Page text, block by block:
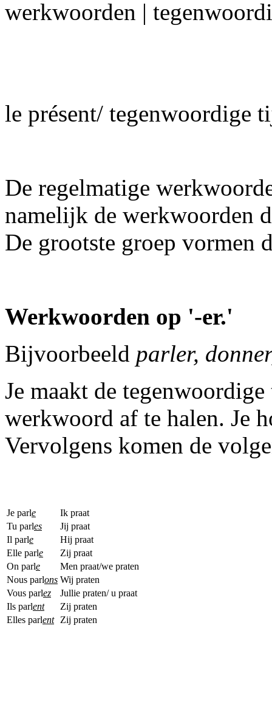
werkwoorden |
le présent/ tegenwoordige
De regelmatige
namelijk de werkwoorden
De grootste groep vormen
Werkwoorden op '-er.'
Bijvoorbeeld parler,
Je maakt de
werkwoord af te halen. Je
Vervolgens komen de
Je parle
Ik praat
Tu parles
Jij praat
Il parle
Hij praat
Elle parle
Zij praat
On parle
Men praat/we praten
Nous parlons Wij praten
Vous parlez
Jullie praten/ u praat
Ils parlent
Zij praten
Elles parlent Zij praten